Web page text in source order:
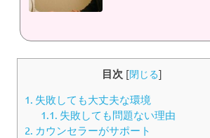
目次 [閉じる]
1. 失敗しても大丈夫な環境
1.1. 失敗しても問題ない理由
2. カウンセラーがサポート